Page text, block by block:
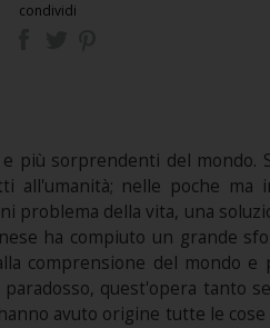
condividi
sorprendenti del mondo.
nelle poche ma
problema della vita, una
ha compiuto un grande
comprensione del mondo
quest'opera tanto
avuto origine tutte le